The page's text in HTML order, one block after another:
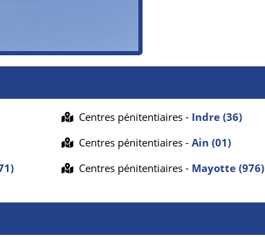
Centres pénitentiaires - Indre (36)
Centres pénitentiaires -Ain (01)
Centres pénitentiaires - Mayotte (976)